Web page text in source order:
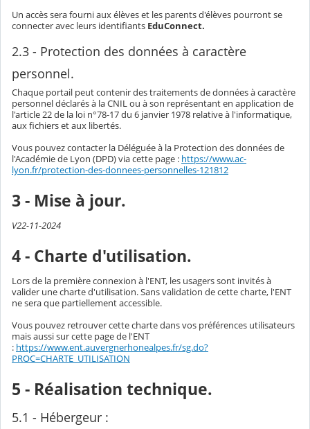
Un accès sera fourni aux élèves et les parents d'élèves pourront se
connecter avec leurs identifiants EduConnect.
2.3 - Protection des données à caractère
personnel.
Chaque portail peut contenir des traitements de données à caractère
personnel déclarés à la CNIL ou à son représentant en application de
l'article 22 de la loi n°78-17 du 6 janvier 1978 relative à l'informatique,
aux fichiers et aux libertés.
Vous pouvez contacter la Déléguée à la Protection des données de
l'Académie de Lyon (DPD) via cette page : https://www.ac-
lyon.fr/protection-des-donnees-personnelles-121812
3 - Mise à jour.
V22-11-2024
4 - Charte d'utilisation.
Lors de la première connexion à l'ENT, les usagers sont invités à
valider une charte d'utilisation. Sans validation de cette charte, l'ENT
ne sera que partiellement accessible.
Vous pouvez retrouver cette charte dans vos préférences utilisateurs
mais aussi sur cette page de l'ENT
: https://www.ent.auvergnerhonealpes.fr/sg.do?
PROC=CHARTE_UTILISATION
5 - Réalisation technique.
5.1 - Hébergeur :